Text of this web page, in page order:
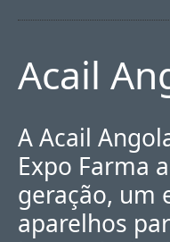
Acail
A Acail
Expo Farma
geração, um
aparelhos